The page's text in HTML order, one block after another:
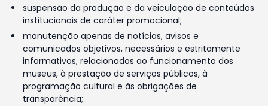
suspensão da produção e da veiculação de conteúdos
institucionais de caráter promocional;
manutenção apenas de notícias, avisos e
comunicados objetivos, necessários e estritamente
informativos, relacionados ao funcionamento dos
museus, à prestação de serviços públicos, à
programação cultural e às obrigações de
transparência;